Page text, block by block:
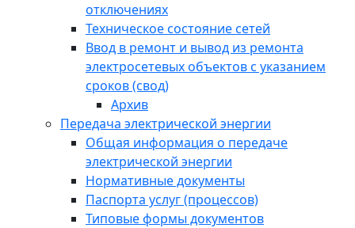
отключениях
Техническое состояние сетей
Ввод в ремонт и вывод из ремонта
электросетевых объектов с указанием
сроков (свод)
Архив
Передача электрической энергии
Общая информация о передаче
электрической энергии
Нормативные документы
Паспорта услуг (процессов)
Типовые формы документов